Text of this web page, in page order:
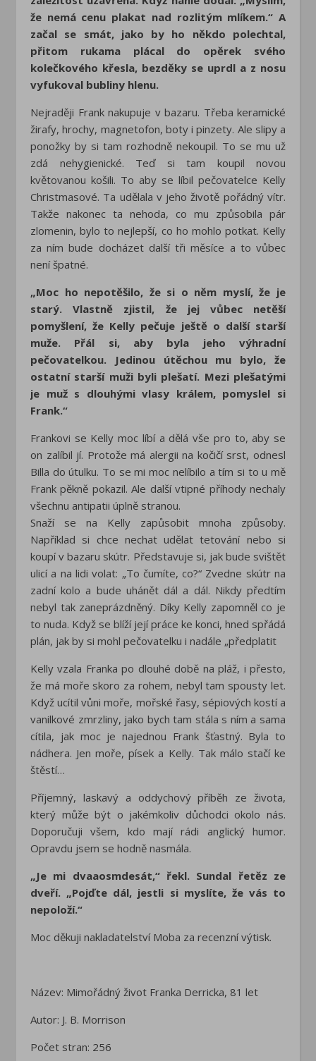
že nemá cenu plakat nad rozlitým mlíkem.“ A
začal se smát, jako by ho někdo polechtal,
přitom rukama plácal do opěrek svého
kolečkového křesla, bezděky se uprdl a z nosu
vyfukoval bubliny hlenu.
Nejraději Frank nakupuje v bazaru. Třeba keramické
žirafy, hrochy, magnetofon, boty i pinzety. Ale slipy a
ponožky by si tam rozhodně nekoupil. To se mu už
zdá nehygienické. Teď si tam koupil novou
květovanou košili. To aby se líbil pečovatelce Kelly
Christmasové. Ta udělala v jeho životě pořádný vítr.
Takže nakonec ta nehoda, co mu způsobila pár
zlomenin, bylo to nejlepší, co ho mohlo potkat. Kelly
za ním bude docházet další tři měsíce a to vůbec
není špatné.
„Moc ho nepotěšilo, že si o něm myslí, že je
starý. Vlastně zjistil, že jej vůbec netěší
pomyšlení, že Kelly pečuje ještě o další starší
muže. Přál si, aby byla jeho výhradní
pečovatelkou. Jedinou útěchou mu bylo, že
ostatní starší muži byli plešatí. Mezi plešatými
je muž s dlouhými vlasy králem, pomyslel si
Frank.“
Frankovi se Kelly moc líbí a dělá vše pro to, aby se
on zalíbil jí. Protože má alergii na kočičí srst, odnesl
Billa do útulku. To se mi moc nelíbilo a tím si to u mě
Frank pěkně pokazil. Ale další vtipné příhody nechaly
všechnu antipatii úplně stranou.
Snaží se na Kelly zapůsobit mnoha způsoby.
Například si chce nechat udělat tetování nebo si
koupí v bazaru skútr. Představuje si, jak bude svištět
ulicí a na lidi volat: „To čumíte, co?“ Zvedne skútr na
zadní kolo a bude uhánět dál a dál. Nikdy předtím
nebyl tak zaneprázdněný. Díky Kelly zapomněl co je
to nuda. Když se blíží její práce ke konci, hned spřádá
plán, jak by si mohl pečovatelku i nadále „předplatit
Kelly vzala Franka po dlouhé době na pláž, i přesto,
že má moře skoro za rohem, nebyl tam spousty let.
Když ucítil vůni moře, mořské řasy, sépiových kostí a
vanilkové zmrzliny, jako bych tam stála s ním a sama
cítila, jak moc je najednou Frank šťastný. Byla to
nádhera. Jen moře, písek a Kelly. Tak málo stačí ke
štěstí…
Příjemný, laskavý a oddychový příběh ze života,
který může být o jakémkoliv důchodci okolo nás.
Doporučuji všem, kdo mají rádi anglický humor.
Opravdu jsem se hodně nasmála.
„Je mi dvaaosmdesát,“ řekl. Sundal řetěz ze
dveří. „Pojďte dál, jestli si myslíte, že vás to
nepoloží.“
Moc děkuji nakladatelství Moba za recenzní výtisk.
Název: Mimořádný život Franka Derricka, 81 let
Autor: J. B. Morrison
Počet stran: 256